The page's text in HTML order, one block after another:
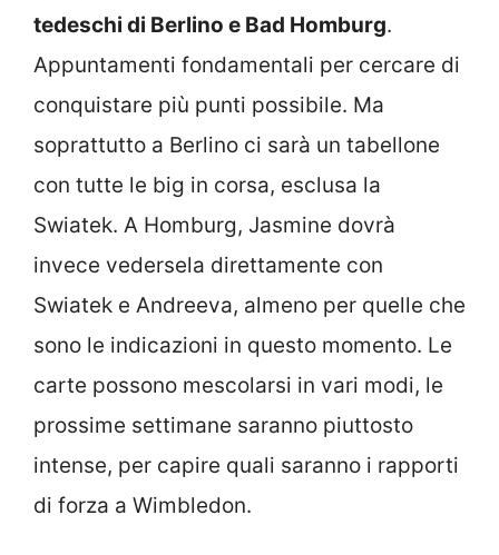
tedeschi di Berlino e Bad Homburg.
Appuntamenti fondamentali per cercare di
conquistare più punti possibile. Ma
soprattutto a Berlino ci sarà un tabellone
con tutte le big in corsa, esclusa la
Swiatek. A Homburg, Jasmine dovrà
invece vedersela direttamente con
Swiatek e Andreeva, almeno per quelle che
sono le indicazioni in questo momento. Le
carte possono mescolarsi in vari modi, le
prossime settimane saranno piuttosto
intense, per capire quali saranno i rapporti
di forza a Wimbledon.